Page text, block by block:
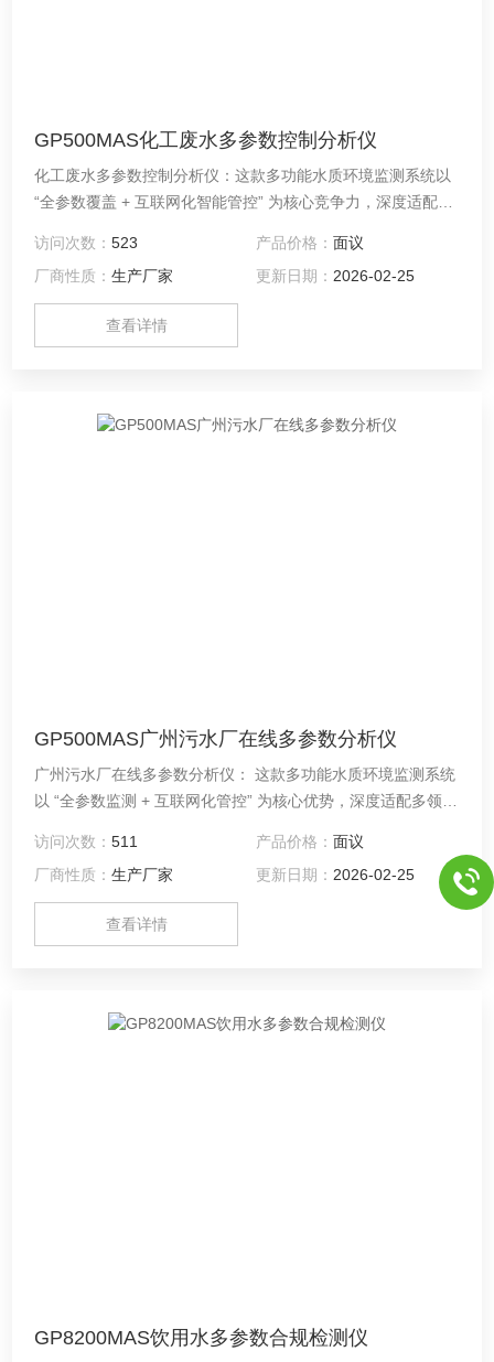
GP500MAS化工废水多参数控制分析仪
化工废水多参数控制分析仪：这款多功能水质环境监测系统以
“全参数覆盖 + 互联网化智能管控” 为核心竞争力，深度适配水
求。在基础监测层面，系统实现 “水质 + 水文” 参数一站式全覆
盖：不仅能监测水体 PH 值、余氯、浊度、电导率等核心水质
指标，还可同步捕捉温度、流量、液位等水文参数，无需额外
搭配多台监测设备，大幅简化监测流程
访问次数：523 产品价格： 面议
厂商性质：生产厂家 更新日期： 2026-02-25
查看详情
GP500MAS广州污水厂在线多参数分析仪
广州污水厂在线多参数分析仪： 这款多功能水质环境监测系统
以 “全参数监测 + 互联网化管控” 为核心优势，深度适配多领域
参数，以及温度、流量、液位等水文参数，无需多设备叠加，
简化监测流程；同时支持实时在线监测、数据可视化显示与专
业化处理，为水质管控提供、高效的技术支撑。
访问次数：511 产品价格： 面议
厂商性质：生产厂家 更新日期： 2026-02-25
查看详情
GP8200MAS饮用水多参数合规检测仪